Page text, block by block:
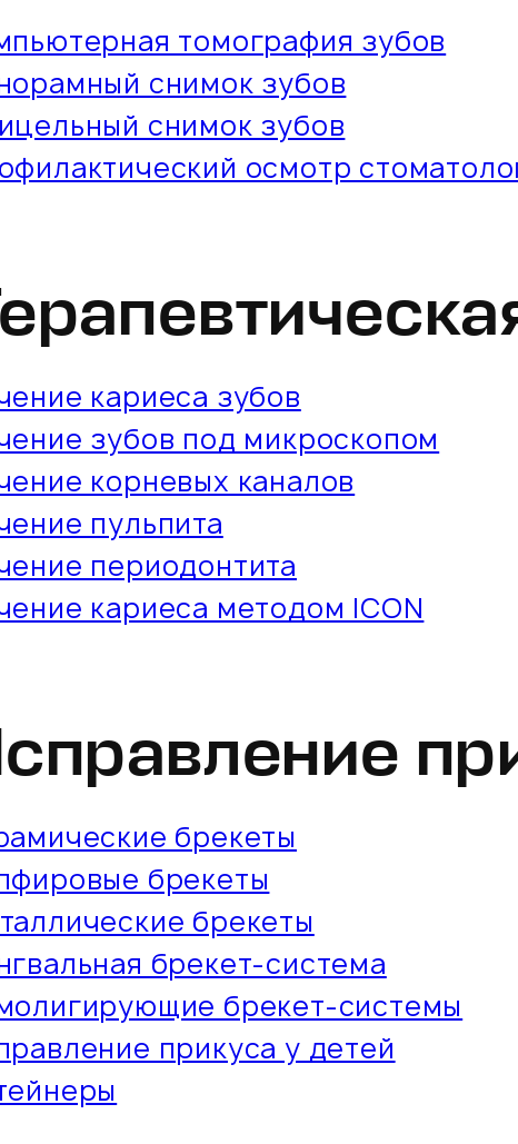
томография зубов
снимок зубов
снимок зубов
осмотр
кариеса зубов
зубов под микроскопом
корневых каналов
пульпита
периодонтита
кариеса методом ICON
брекеты
брекеты
брекеты
брекет-система
брекет-системы
прикуса у детей